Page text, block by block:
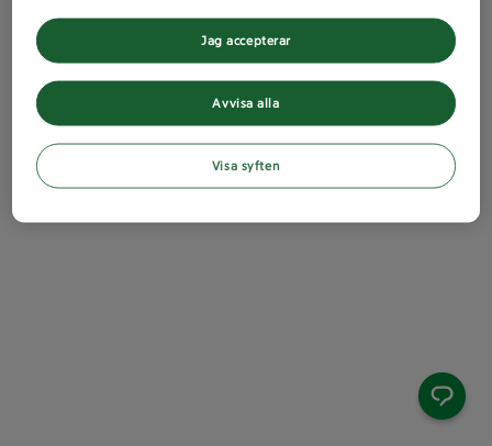
Avvisa alla
Jag accepterar
Visa syften